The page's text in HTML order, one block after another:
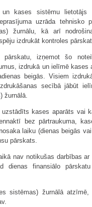
kases sistēmu lietotājs
uzrāda tehnisko
žurnālu, kā arī
izdrukāt kontroles
pārskatu, izņemot šo
izdrukā un ielīmē kases
beigās. Visiem
secībā jābūt
žurnālā.
kases aparāts vai
bez pārtraukuma,
laiku (dienas beigās
pārskats.
nav notikušas darbības ar
dienas finansiālo
sistēmas) žurnālā